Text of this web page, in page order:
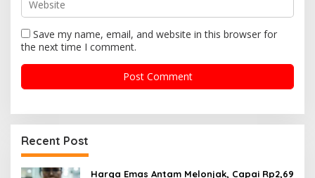
Save my name, email, and website in this browser for
the next time I comment.
Recent Post
Harga Emas Antam Melonjak, Capai Rp2,69